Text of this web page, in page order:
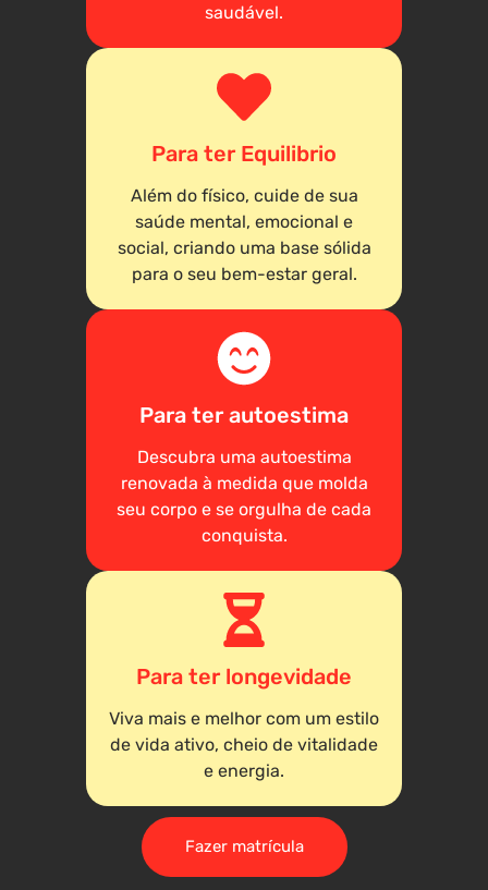
saudável.
Para ter Equilibrio
Além do físico, cuide de sua
saúde mental, emocional e
social, criando uma base sólida
para o seu bem-estar geral.
Para ter autoestima
Descubra uma autoestima
renovada à medida que molda
seu corpo e se orgulha de cada
conquista.
Para ter longevidade
Viva mais e melhor com um estilo
de vida ativo, cheio de vitalidade
e energia.
Fazer matrícula